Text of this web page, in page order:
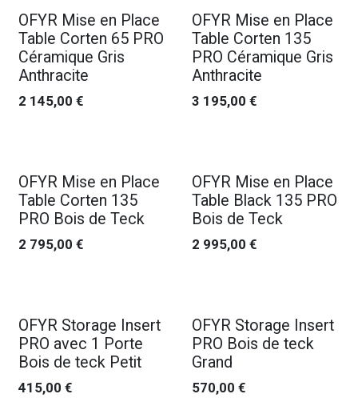
OFYR Mise en Place
Table Corten 65 PRO
Céramique Gris
Anthracite
2 145,00 €
OFYR Mise en Place
Table Corten 135
PRO Céramique Gris
Anthracite
3 195,00 €
OFYR Mise en Place
Table Corten 135
PRO Bois de Teck
2 795,00 €
OFYR Mise en Place
Table Black 135 PRO
Bois de Teck
2 995,00 €
OFYR Storage Insert
PRO avec 1 Porte
Bois de teck Petit
415,00 €
OFYR Storage Insert
PRO Bois de teck
Grand
570,00 €